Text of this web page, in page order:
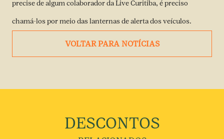
precise de algum colaborador da Live Curitiba, é preciso
chamá-los por meio das lanternas de alerta dos veículos.
VOLTAR PARA NOTÍCIAS
DESCONTOS